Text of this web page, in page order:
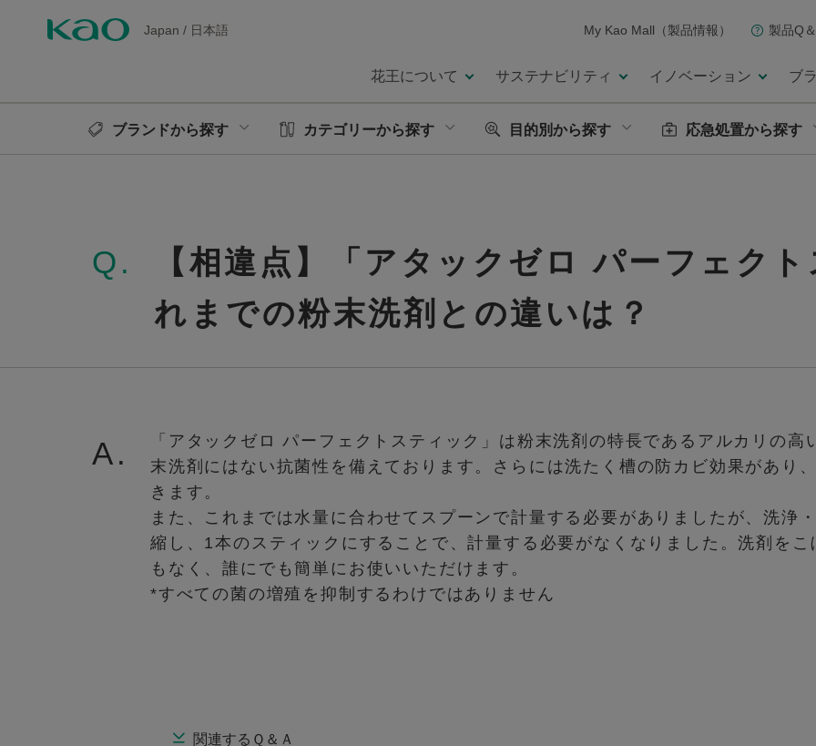
Japan / 日本語 My Kao Mall（製品情報） 製品Q
花王について サステナビリティ イノベーション ブ
ブランドから探す カテゴリーから探す 目的別から探す 応急処置から探す
Q.
【相違点】「アタックゼロ パーフェク
れまでの粉末洗剤との違いは？
A.
「アタックゼロ パーフェクトスティック」は粉末洗剤の特長であるアルカリの
末洗剤にはない抗菌性を備えております。さらには洗たく槽の防カビ効果があり
きます。
また、これまでは水量に合わせてスプーンで計量する必要がありましたが、洗浄
縮し、1本のスティックにすることで、計量する必要がなくなりました。洗剤を
もなく、誰にでも簡単にお使いいただけます。
*すべての菌の増殖を抑制するわけではありません
関連するＱ＆Ａ